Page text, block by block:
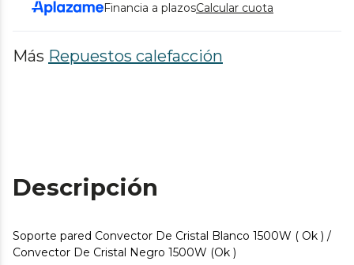
Financia a plazosCalcular cuota
Más Repuestos calefacción
Descripción
Soporte pared Convector De Cristal Blanco 1500W ( Ok ) /
Convector De Cristal Negro 1500W (Ok )